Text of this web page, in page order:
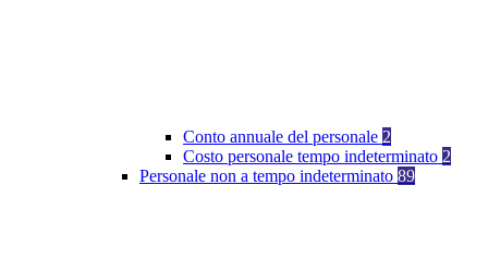
Conto annuale del personale 2
Costo personale tempo indeterminato 2
Personale non a tempo indeterminato 89